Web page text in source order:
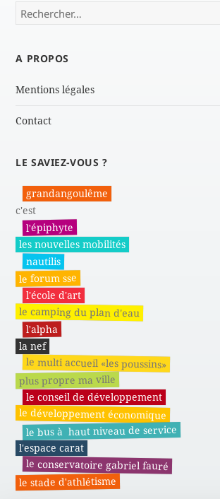
Rechercher :
A PROPOS
Mentions légales
Contact
LE SAVIEZ-VOUS ?
grandangoulême
c'est
l'épiphyte
les nouvelles mobilités
nautilis
le forum sse
l'école d'art
le camping du plan d'eau
l'alpha
la nef
le multi accueil «les poussins»
plus propre ma ville
le conseil de développement
le développement économique
le bus à haut niveau de service
l'espace carat
le conservatoire gabriel fauré
le stade d'athlétisme